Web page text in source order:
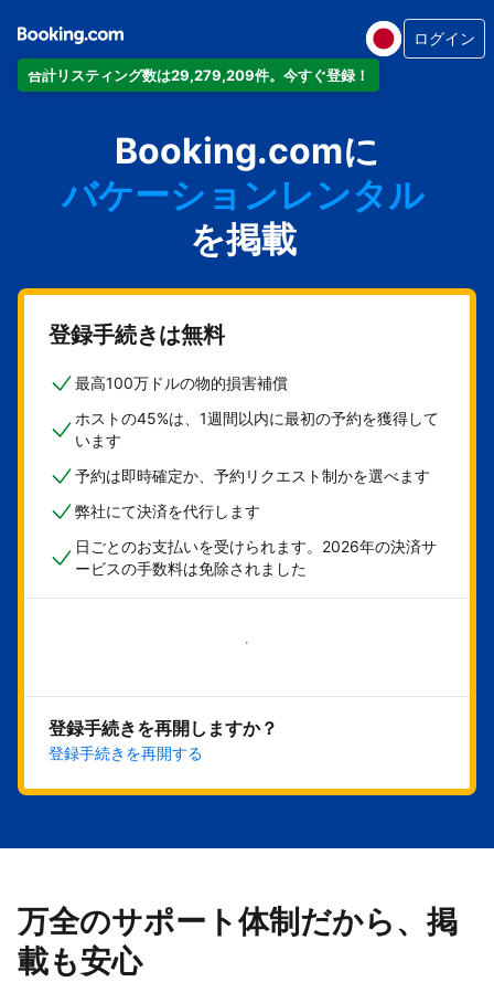
合計リスティング数は29,279,209件。今すぐ登録！
ログイン
Booking.comに
アパートメント
ホテル
バケーションレンタル
ゲストハウス
旅館
を掲載
登録手続きは無料
最高100万ドルの物的損害補償
ホストの45%は、1週間以内に最初の予約を獲得して
います
予約は即時確定か、予約リクエスト制かを選べます
弊社にて決済を代行します
日ごとのお支払いを受けられます。2026年の決済サ
ービスの手数料は免除されました
今すぐ始める
登録手続きを再開しますか？
登録手続きを再開する
万全のサポート体制だから、掲
載も安心